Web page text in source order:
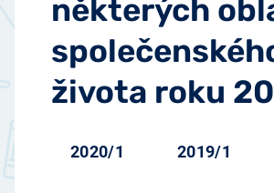
některých
života roku
2020/1 2019/1